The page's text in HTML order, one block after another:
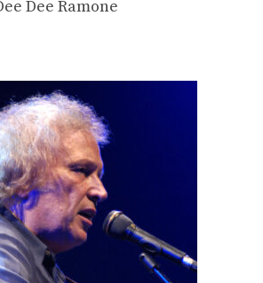
Dee Ramone